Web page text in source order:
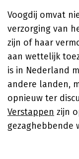
Voogdij omvat
verzorging van
zijn of haar
aan wettelijk
is in Nederland
andere landen,
opnieuw ter
Verstappen zijn
gezaghebbende